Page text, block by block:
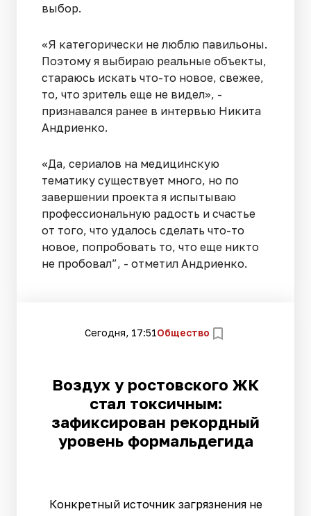
выбор.
«Я категорически не люблю павильоны.
Поэтому я выбираю реальные объекты,
стараюсь искать что-то новое, свежее,
то, что зритель еще не видел», -
признавался ранее в интервью Никита
Андриенко.
«Да, сериалов на медицинскую
тематику существует много, но по
завершении проекта я испытываю
профессиональную радость и счастье
от того, что удалось сделать что-то
новое, попробовать то, что еще никто
не пробовал”, - отметил Андриенко.
Сегодня, 17:51Общество
Воздух у ростовского ЖК
стал токсичным:
зафиксирован рекордный
уровень формальдегида
Конкретный источник загрязнения не